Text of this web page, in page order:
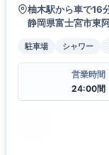
柚木駅から車で16
静岡県富士宮市東
駐車場 シャワー
営業時間
24:00間